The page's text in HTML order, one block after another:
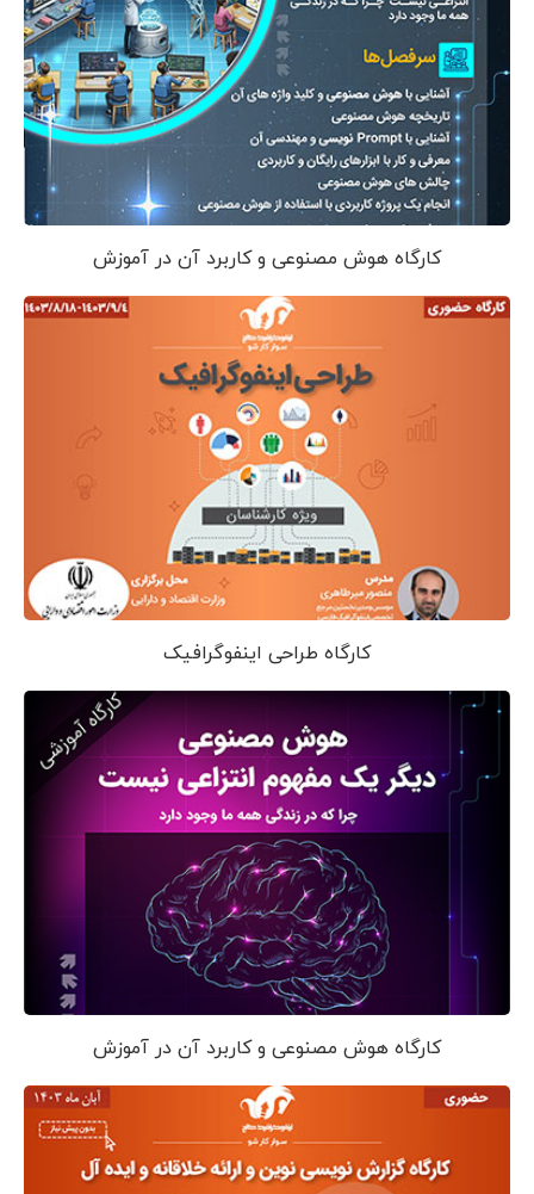
کارگاه هوش مصنوعی و کاربرد آن در آموزش
کارگاه طراحی اینفوگرافیک
کارگاه هوش مصنوعی و کاربرد آن در آموزش